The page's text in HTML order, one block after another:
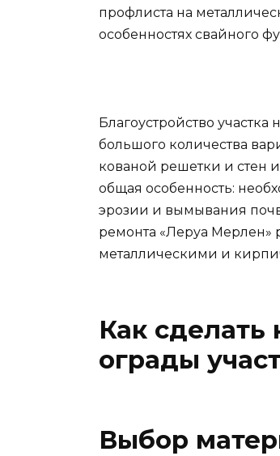
профлиста на
особенностях свайного
Благоустройство
большого количества
кованой решетки и стен
общая особенность:
эрозии и вымывания
ремонта «Леруа Мерлен»
металлическими и
Как
ограды
Выбор